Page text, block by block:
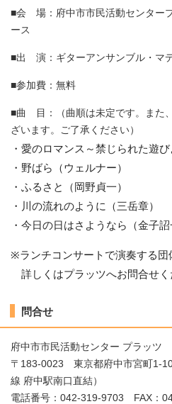
■会 場：府中市市民活動センター
ース
■出 演：ギターアンサンブル・マ
■参加費：無料
■曲 目：（曲順は未定です。また
ざいます。ご了承ください）
・愛のロマンス～禁じられた遊
・野ばら（ウェルナー）
・ふるさと（岡野貞一）
・川の流れのように（三岳章）
・今日の日はさようなら（金子
※ランチコンサートで演奏する団
詳しくはプラッツへお問合せく
問合せ
府中市市民活動センター プラッツ
〒183-0023 東京都府中市宮町1-
線 府中駅南口直結）
電話番号：042-319-9703 FAX：